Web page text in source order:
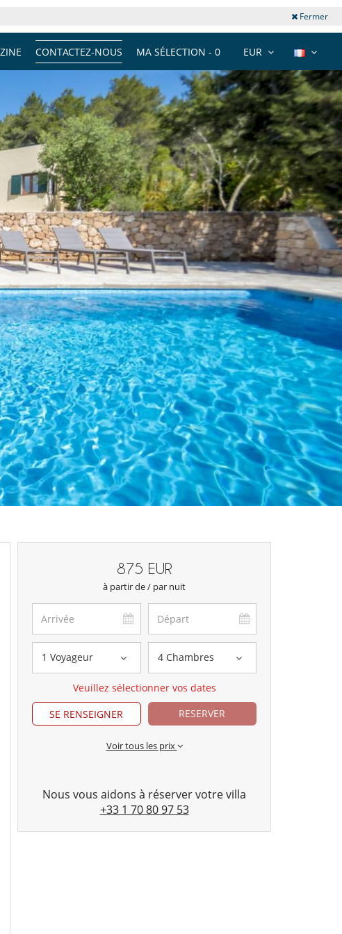
Fermer
EUR
MA SÉLECTION - 0
CONTACTEZ-NOUS
875 EUR
à partir de / par nuit
1 Voyageur 4 Chambres
Veuillez sélectionner vos dates
SE RENSEIGNER
RESERVER
Voir tous les prix
Nous vous aidons à réserver votre villa
+33 1 70 80 97 53